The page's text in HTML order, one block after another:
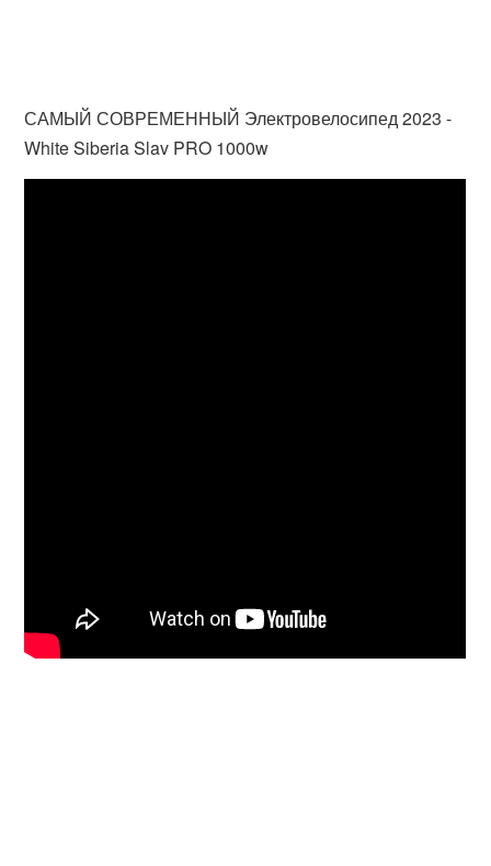
САМЫЙ СОВРЕМЕННЫЙ Электровелосипед 2023 -
White Siberia Slav PRO 1000w